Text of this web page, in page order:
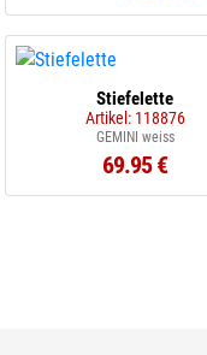
Stiefelette
Artikel: 118876
GEMINI weiss
69.95 €